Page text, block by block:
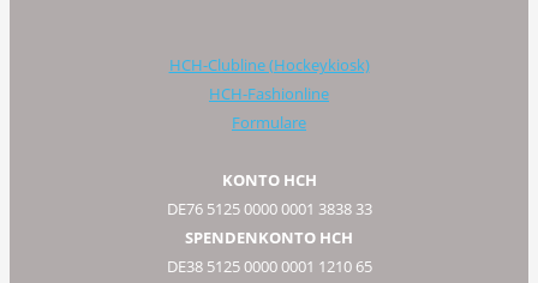
HCH-Clubline (Hockeykiosk)
HCH-Fashionline
Formulare
KONTO HCH
DE76 5125 0000 0001 3838 33
SPENDENKONTO HCH
DE38 5125 0000 0001 1210 65